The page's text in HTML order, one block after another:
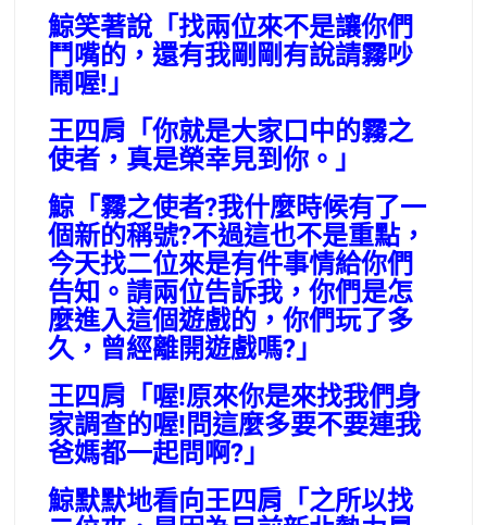
鯨笑著說「找兩位來不是讓你們
鬥嘴的，還有我剛剛有說請霧吵
鬧喔!」
王四肩「你就是大家口中的霧之
使者，真是榮幸見到你。」
鯨「霧之使者?我什麼時候有了一
個新的稱號?不過這也不是重點，
今天找二位來是有件事情給你們
告知。請兩位告訴我，你們是怎
麼進入這個遊戲的，你們玩了多
久，曾經離開遊戲嗎?」
王四肩「喔!原來你是來找我們身
家調查的喔!問這麼多要不要連我
爸媽都一起問啊?」
鯨默默地看向王四肩「之所以找